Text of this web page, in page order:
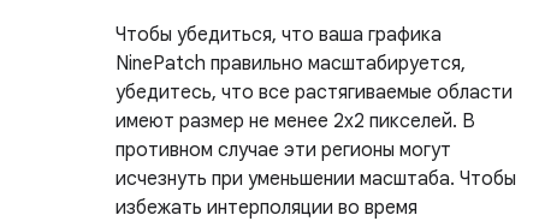
Чтобы убедиться, что ваша графика
NinePatch правильно масштабируется,
убедитесь, что все растягиваемые области
имеют размер не менее 2x2 пикселей. В
противном случае эти регионы могут
исчезнуть при уменьшении масштаба. Чтобы
избежать интерполяции во время